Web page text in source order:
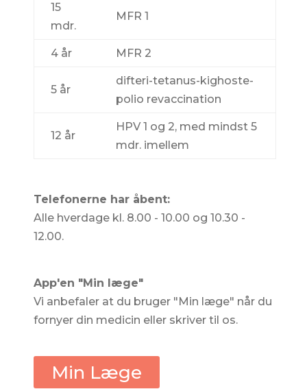
15
mdr.
MFR 1
4 år MFR 2
5 år
difteri-tetanus-kighoste-
polio revaccination
12 år
HPV 1 og 2, med mindst 5
mdr. imellem
Telefonerne har åbent:
Alle hverdage kl. 8.00 - 10.00 og 10.30 -
12.00.
App'en "Min læge"
Vi anbefaler at du bruger "Min læge" når du
fornyer din medicin eller skriver til os.
Min Læge